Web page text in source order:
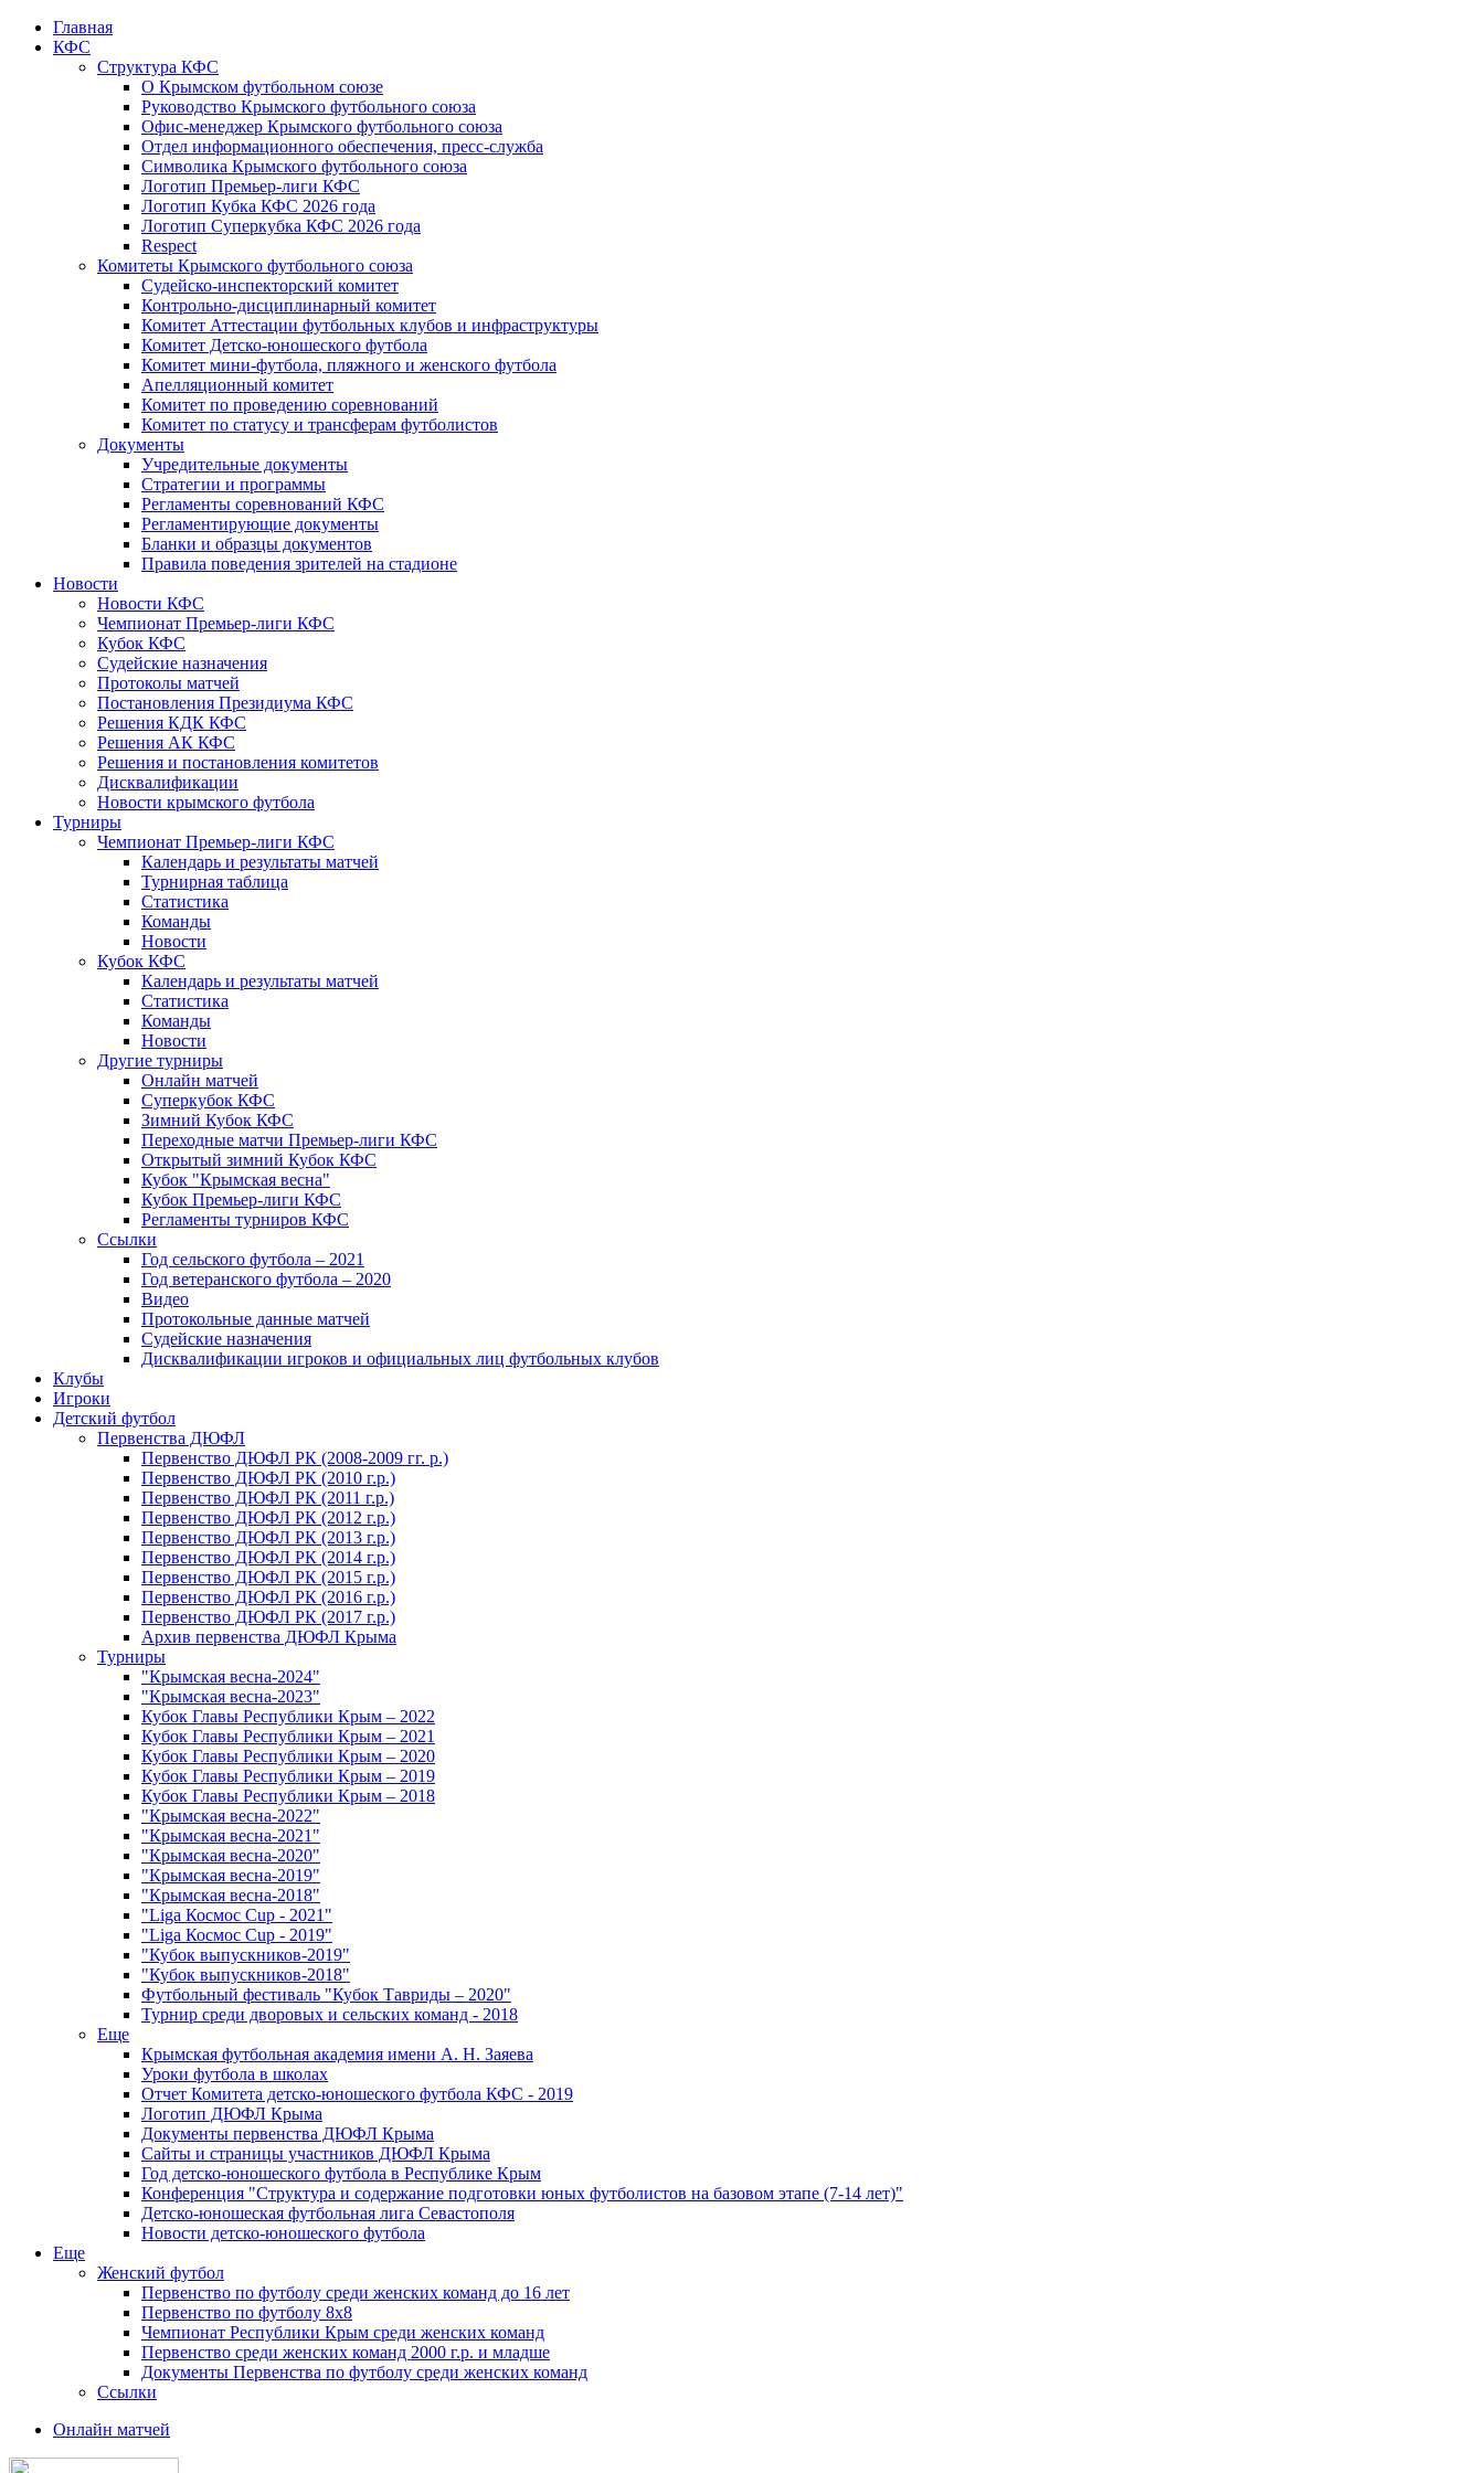
Главная
КФС
Структура КФС
О Крымском футбольном союзе
Руководство Крымского футбольного союза
Офис-менеджер Крымского футбольного союза
Отдел информационного обеспечения, пресс-служба
Символика Крымского футбольного союза
Логотип Премьер-лиги КФС
Логотип Кубка КФС 2026 года
Логотип Суперкубка КФС 2026 года
Respect
Комитеты Крымского футбольного союза
Судейско-инспекторский комитет
Контрольно-дисциплинарный комитет
Комитет Аттестации футбольных клубов и инфраструктуры
Комитет Детско-юношеского футбола
Комитет мини-футбола, пляжного и женского футбола
Апелляционный комитет
Комитет по проведению соревнований
Комитет по статусу и трансферам футболистов
Документы
Учредительные документы
Стратегии и программы
Регламенты соревнований КФС
Регламентирующие документы
Бланки и образцы документов
Правила поведения зрителей на стадионе
Новости
Новости КФС
Чемпионат Премьер-лиги КФС
Кубок КФС
Судейские назначения
Протоколы матчей
Постановления Президиума КФС
Решения КДК КФС
Решения АК КФС
Решения и постановления комитетов
Дисквалификации
Новости крымского футбола
Турниры
Чемпионат Премьер-лиги КФС
Календарь и результаты матчей
Турнирная таблица
Статистика
Команды
Новости
Кубок КФС
Календарь и результаты матчей
Статистика
Команды
Новости
Другие турниры
Онлайн матчей
Суперкубок КФС
Зимний Кубок КФС
Переходные матчи Премьер-лиги КФС
Открытый зимний Кубок КФС
Кубок "Крымская весна"
Кубок Премьер-лиги КФС
Регламенты турниров КФС
Ссылки
Год сельского футбола – 2021
Год ветеранского футбола – 2020
Видео
Протокольные данные матчей
Судейские назначения
Дисквалификации игроков и официальных лиц футбольных клубов
Клубы
Игроки
Детский футбол
Первенства ДЮФЛ
Первенство ДЮФЛ РК (2008-2009 гг. р.)
Первенство ДЮФЛ РК (2010 г.р.)
Первенство ДЮФЛ РК (2011 г.р.)
Первенство ДЮФЛ РК (2012 г.р.)
Первенство ДЮФЛ РК (2013 г.р.)
Первенство ДЮФЛ РК (2014 г.р.)
Первенство ДЮФЛ РК (2015 г.р.)
Первенство ДЮФЛ РК (2016 г.р.)
Первенство ДЮФЛ РК (2017 г.р.)
Архив первенства ДЮФЛ Крыма
Турниры
"Крымская весна-2024"
"Крымская весна-2023"
Кубок Главы Республики Крым – 2022
Кубок Главы Республики Крым – 2021
Кубок Главы Республики Крым – 2020
Кубок Главы Республики Крым – 2019
Кубок Главы Республики Крым – 2018
"Крымская весна-2022"
"Крымская весна-2021"
"Крымская весна-2020"
"Крымская весна-2019"
"Крымская весна-2018"
"Liga Космос Cup - 2021"
"Liga Космос Cup - 2019"
"Кубок выпускников-2019"
"Кубок выпускников-2018"
Футбольный фестиваль "Кубок Тавриды – 2020"
Турнир среди дворовых и сельских команд - 2018
Еще
Крымская футбольная академия имени А. Н. Заяева
Уроки футбола в школах
Отчет Комитета детско-юношеского футбола КФС - 2019
Логотип ДЮФЛ Крыма
Документы первенства ДЮФЛ Крыма
Сайты и страницы участников ДЮФЛ Крыма
Год детско-юношеского футбола в Республике Крым
Конференция "Структура и содержание подготовки юных футболистов на базовом этапе (7-14 лет)"
Детско-юношеская футбольная лига Севастополя
Новости детско-юношеского футбола
Еще
Женский футбол
Первенство по футболу среди женских команд до 16 лет
Первенство по футболу 8х8
Чемпионат Республики Крым среди женских команд
Первенство среди женских команд 2000 г.р. и младше
Документы Первенства по футболу среди женских команд
Ссылки
Онлайн матчей